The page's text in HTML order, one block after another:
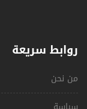
روابط سريعة
من نحن